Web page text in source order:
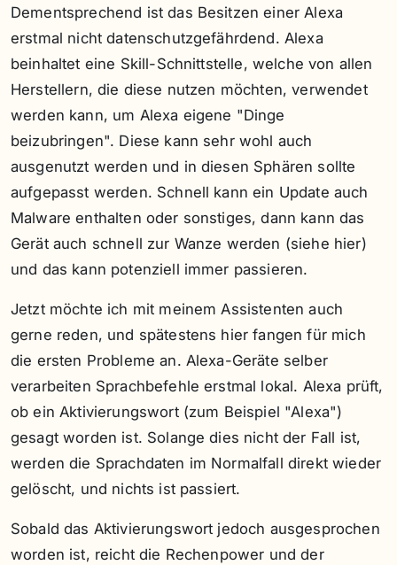
Dementsprechend ist das Besitzen einer Alexa
erstmal nicht datenschutzgefährdend. Alexa
beinhaltet eine Skill-Schnittstelle, welche von allen
Herstellern, die diese nutzen möchten, verwendet
werden kann, um Alexa eigene "Dinge
beizubringen". Diese kann sehr wohl auch
ausgenutzt werden und in diesen Sphären sollte
aufgepasst werden. Schnell kann ein Update auch
Malware enthalten oder sonstiges, dann kann das
Gerät auch schnell zur Wanze werden (siehe hier)
und das kann potenziell immer passieren.
Jetzt möchte ich mit meinem Assistenten auch
gerne reden, und spätestens hier fangen für mich
die ersten Probleme an. Alexa-Geräte selber
verarbeiten Sprachbefehle erstmal lokal. Alexa prüft,
ob ein Aktivierungswort (zum Beispiel "Alexa")
gesagt worden ist. Solange dies nicht der Fall ist,
werden die Sprachdaten im Normalfall direkt wieder
gelöscht, und nichts ist passiert.
Sobald das Aktivierungswort jedoch ausgesprochen
worden ist, reicht die Rechenpower und der